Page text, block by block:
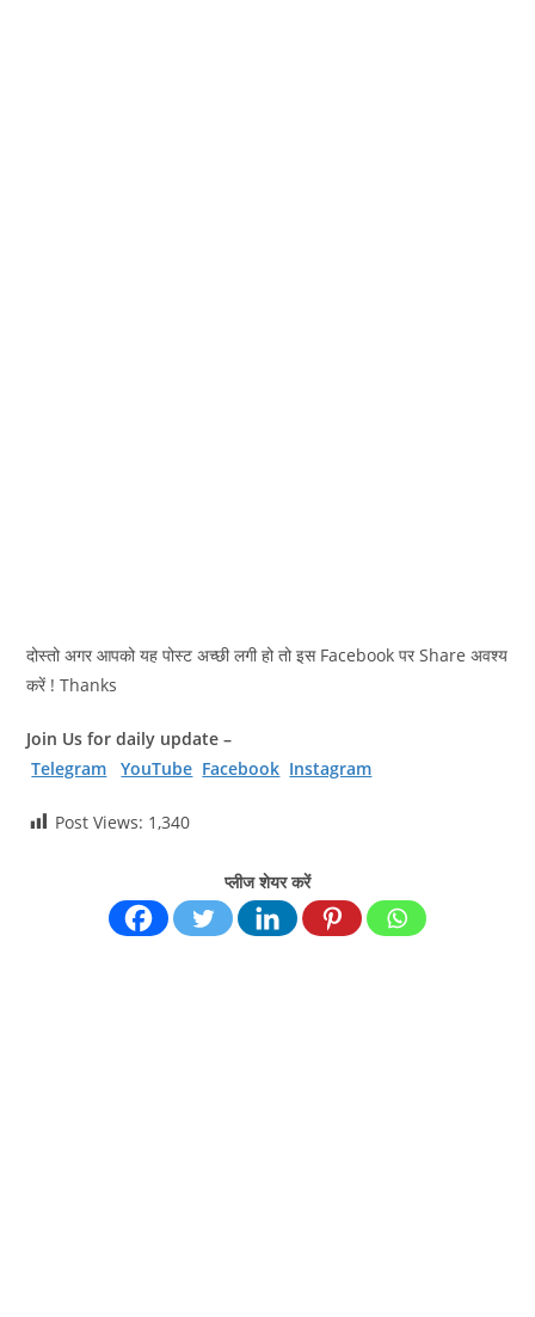
दोस्तो अगर आपको यह पोस्ट अच्छी लगी हो तो इस Facebook पर Share अवश्य
करें ! Thanks
Join Us for daily update –
Telegram
YouTube Facebook Instagram
Post Views: 1,340
प्लीज शेयर करें